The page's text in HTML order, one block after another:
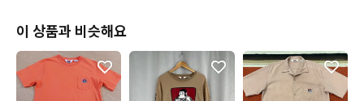
이 상품과 비슷해요